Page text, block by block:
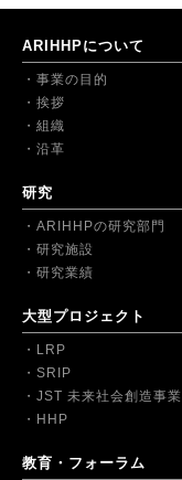
ARIHHPについて
事業の目的
挨拶
組織
沿革
研究
ARIHHPの研究部門
研究施設
研究業績
大型プロジェクト
LRP
SRIP
JST 未来社会創造事業
HHP
教育・フォーラム